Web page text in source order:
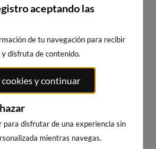
BAIONA_SANTA_MARTA
65km · Baiona
aceptando las
de tu navegación para recibir
disfruta de contenido.
y continuar
para disfrutar de una experiencia sin
mientras navegas.